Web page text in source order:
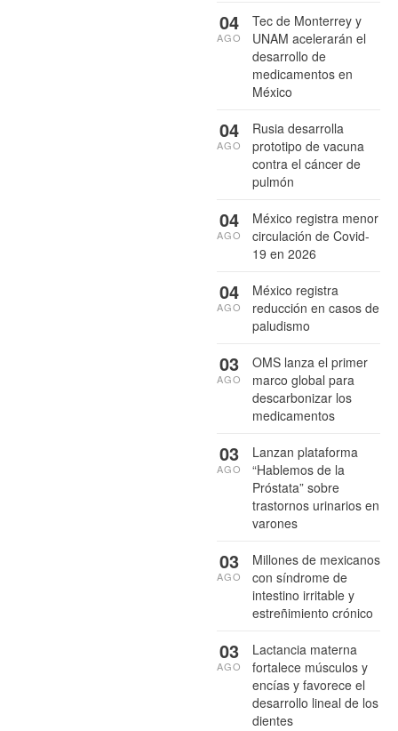
Tec de Monterrey y
UNAM acelerarán el
desarrollo de
medicamentos en
México
04
AGO
Rusia desarrolla
prototipo de vacuna
contra el cáncer de
pulmón
04
AGO
México registra menor
circulación de Covid-
19 en 2026
04
AGO
México registra
reducción en casos de
paludismo
04
AGO
OMS lanza el primer
marco global para
descarbonizar los
medicamentos
03
AGO
Lanzan plataforma
“Hablemos de la
Próstata” sobre
trastornos urinarios en
varones
03
AGO
Millones de mexicanos
con síndrome de
intestino irritable y
estreñimiento crónico
03
AGO
Lactancia materna
fortalece músculos y
encías y favorece el
desarrollo lineal de los
dientes
03
AGO